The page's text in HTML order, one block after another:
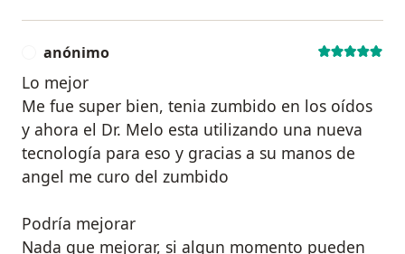
anónimo
Lo mejor
Me fue super bien, tenia zumbido en los oídos
y ahora el Dr. Melo esta utilizando una nueva
tecnología para eso y gracias a su manos de
angel me curo del zumbido
Podría mejorar
Nada que mejorar, si algun momento pueden